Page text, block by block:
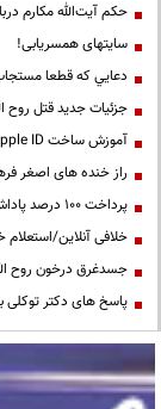
حكم آيت‌الله مكارم
سایتهای همسریابی!
دعايي كه قطعا
جزئیات جدید قتل روح
آموزش ساخت Apple ID برای کاربران ایرانی
راز خنده های اصغر
پرداخت ۱۰۰ درصد پاداش پایان خدمت فرهنگیان
خلافی آنلاین/استعلام
جسدغرق درخون روح
پاسخ های دکتر توکلی